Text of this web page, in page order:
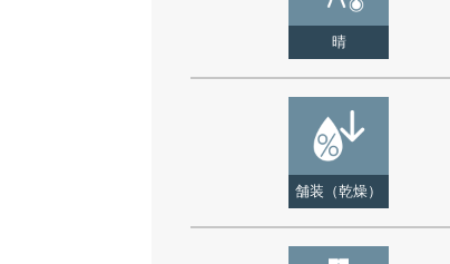
晴
舗装（乾燥）